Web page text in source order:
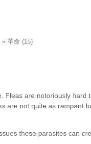
» 革命 (15)